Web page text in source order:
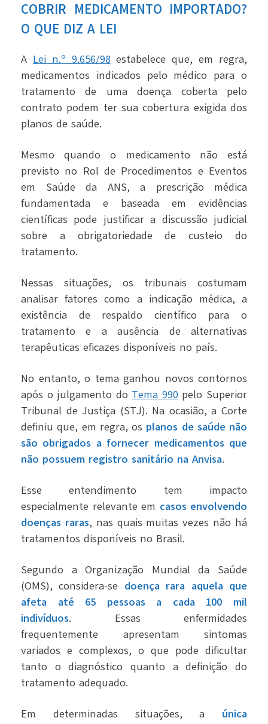
COBRIR MEDICAMENTO IMPORTADO?
O QUE DIZ A LEI
A Lei n.º 9.656/98 estabelece que, em regra,
medicamentos indicados pelo médico para o
tratamento de uma doença coberta pelo
contrato podem ter sua cobertura exigida dos
planos de saúde.
Mesmo quando o medicamento não está
previsto no Rol de Procedimentos e Eventos
em Saúde da ANS, a prescrição médica
fundamentada e baseada em evidências
científicas pode justificar a discussão judicial
sobre a obrigatoriedade de custeio do
tratamento.
Nessas situações, os tribunais costumam
analisar fatores como a indicação médica, a
existência de respaldo científico para o
tratamento e a ausência de alternativas
terapêuticas eficazes disponíveis no país.
No entanto, o tema ganhou novos contornos
após o julgamento do Tema 990 pelo Superior
Tribunal de Justiça (STJ). Na ocasião, a Corte
definiu que, em regra, os planos de saúde não
são obrigados a fornecer medicamentos que
não possuem registro sanitário na Anvisa.
Esse entendimento tem impacto
especialmente relevante em casos envolvendo
doenças raras, nas quais muitas vezes não há
tratamentos disponíveis no Brasil.
Segundo a Organização Mundial da Saúde
(OMS), considera-se doença rara aquela que
afeta até 65 pessoas a cada 100 mil
indivíduos. Essas enfermidades
frequentemente apresentam sintomas
variados e complexos, o que pode dificultar
tanto o diagnóstico quanto a definição do
tratamento adequado.
Em determinadas situações, a única